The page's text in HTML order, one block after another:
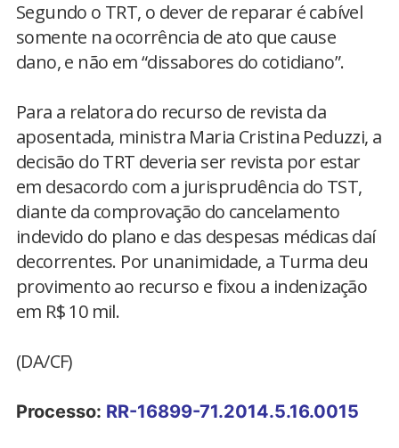
Segundo o TRT, o dever de reparar é cabível
somente na ocorrência de ato que cause
dano, e não em “dissabores do cotidiano”.
Para a relatora do recurso de revista da
aposentada, ministra Maria Cristina Peduzzi, a
decisão do TRT deveria ser revista por estar
em desacordo com a jurisprudência do TST,
diante da comprovação do cancelamento
indevido do plano e das despesas médicas daí
decorrentes. Por unanimidade, a Turma deu
provimento ao recurso e fixou a indenização
em R$ 10 mil.
(DA/CF)
Processo: RR-16899-71.2014.5.16.0015